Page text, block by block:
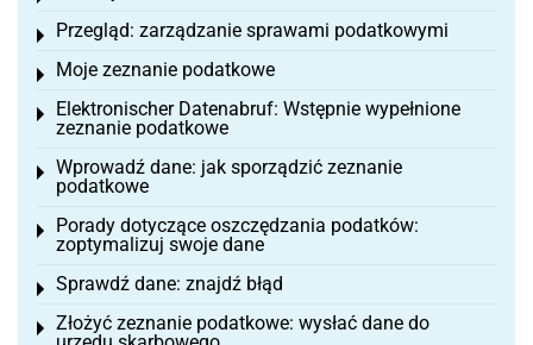
Przegląd: zarządzanie sprawami podatkowymi
Toggle menu
Moje zeznanie podatkowe
Toggle menu
Elektronischer Datenabruf: Wstępnie wypełnione
zeznanie podatkowe
Toggle menu
Wprowadź dane: jak sporządzić zeznanie
podatkowe
Toggle menu
Porady dotyczące oszczędzania podatków:
zoptymalizuj swoje dane
Toggle menu
Sprawdź dane: znajdź błąd
Toggle menu
Złożyć zeznanie podatkowe: wysłać dane do
Toggle menu